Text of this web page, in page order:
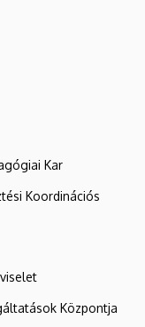
Kar
Koordinációs
Központja